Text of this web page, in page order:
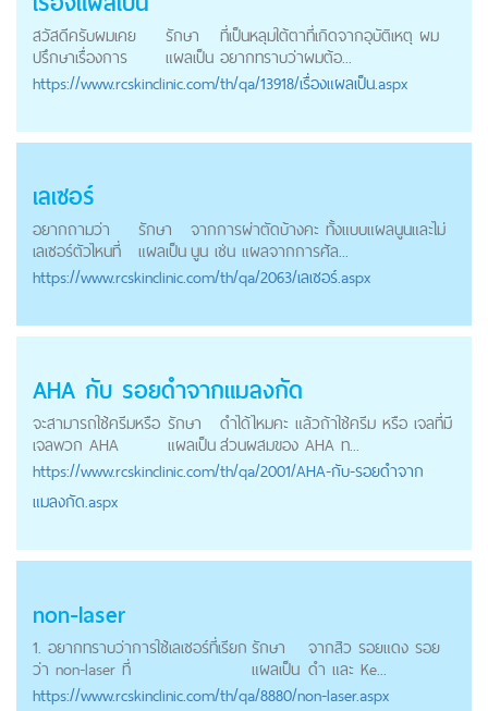
สวัสดีครับผมเคย
ปรึกษาเรื่องการ
รักษา
แผลเป็น
ที่เป็นหลุมใต้ตาที่เกิดจากอุบัติเหตุ ผม
อยากทราบว่าผมต้อ...
https://www.rcskinclinic.com/th/qa/13918/เรื่องแผลเป็น.aspx
เลเซอร์
อยากถามว่า
เลเซอร์ตัวไหนที่
รักษา
แผลเป็น
จากการผ่าตัดบ้างคะ ทั้งแบบแผลนูนและไม่
นูน เช่น แผลจากการศัล...
https://www.rcskinclinic.com/th/qa/2063/เลเซอร์.aspx
AHA กับ รอยดำจากแมลงกัด
จะสามารถใช้ครีมหรือ
เจลพวก AHA
รักษา
แผลเป็น
ดำได้ไหมคะ แล้วถ้าใช้ครีม หรือ เจลที่มี
ส่วนผสมของ AHA ท...
https://www.rcskinclinic.com/th/qa/2001/AHA-กับ-รอยดำจาก
แมลงกัด.aspx
non-laser
1. อยากทราบว่าการใช้เลเซอร์ที่เรียก
ว่า non-laser ที่
รักษา
แผลเป็น
จากสิว รอยแดง รอย
ดำ และ Ke...
https://www.rcskinclinic.com/th/qa/8880/non-laser.aspx